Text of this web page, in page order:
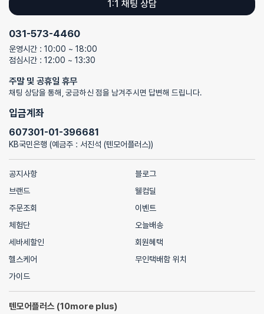
1:1 채팅 상담
031-573-4460
운영시간 : 10:00 ~ 18:00
점심시간 : 12:00 ~ 13:30
주말 및 공휴일 휴무
채팅 상담을 통해, 궁금하신 점을 남겨주시면 답변해 드립니다.
입금계좌
607301-01-396681
KB국민은행 (예금주 : 서진석 (텐모어플러스))
공지사항
블로그
브랜드
웰컴딜
주문조회
이벤트
체험단
오늘배송
세바세할인
회원혜택
헬스케어
무인택배함 위치
가이드
텐모어플러스 (10more plus)